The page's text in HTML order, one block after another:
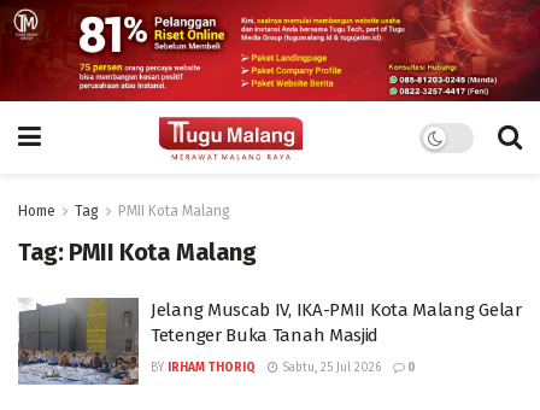
Home Tag PMII Kota Malang
Tag: PMII Kota Malang
Jelang Muscab IV, IKA-PMII Kota Malang Gelar
Tetenger Buka Tanah Masjid
BY IRHAM THORIQ Sabtu, 25 Jul 2026 0